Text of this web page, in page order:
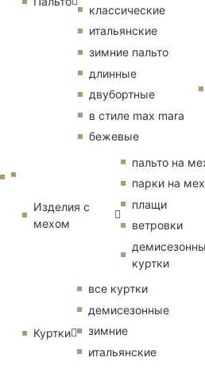
классические
итальянские
зимние пальто
длинные
двубортные
в стиле max mara
бежевые
Изделия с
мехом
пальто на
парки на
плащи
ветровки
куртки
Куртки
все куртки
демисезонные
зимние
итальянские